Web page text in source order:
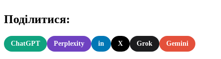
Поділитися:
ChatGPT Perplexity in X Grok Gemini